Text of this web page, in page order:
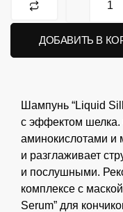
ДОБАВИТЬ В
Шампунь “Liquid
с эффектом
аминокислотами и
и разглаживает
и послушными.
комплексе с
Serum” для